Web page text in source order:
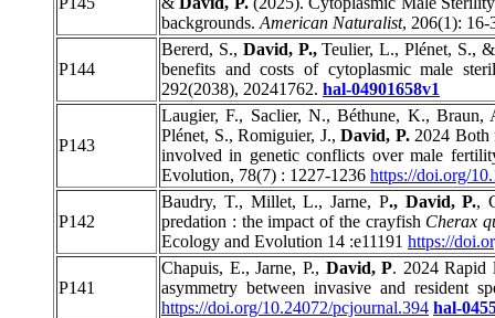
backgrounds. American Naturalist, 206(1):
P144
Bererd, S., David, P.,Teulier, L., Plénet, S., &
benefits and costs of cytoplasmic male
292(2038), 20241762. hal-04901658v1
P143
Laugier, F., Saclier, N., Béthune, K.,
Plénet, S., Romiguier, J., David, P.2024 Both
involved in genetic conflicts over male
Evolution, 78(7) : 1227-1236 https://doi.org/
P142
Baudry, T., Millet, L., Jarne, P., David, P.,
predation : the impact of the crayfish Cherax
Ecology and Evolution 14 :e11191 https://
P141
Chapuis, E., Jarne, P., David, P. 2024 Rapid
asymmetry between invasive and resident
https://doi.org/10.24072/pcjournal.394 hal-